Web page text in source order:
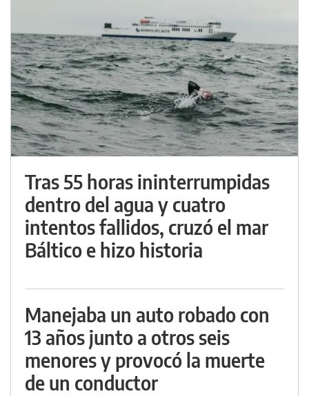
Tras 55 horas ininterrumpidas
dentro del agua y cuatro
intentos fallidos, cruzó el mar
Báltico e hizo historia
Manejaba un auto robado con
13 años junto a otros seis
menores y provocó la muerte
de un conductor